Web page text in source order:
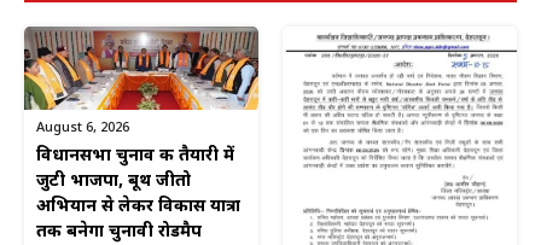
August 6, 2026
विधानसभा चुनाव की तैयारी में
जुटी भाजपा, बूथ जीतो
अभियान से लेकर विकास यात्रा
तक बनेगा चुनावी रोडमैप